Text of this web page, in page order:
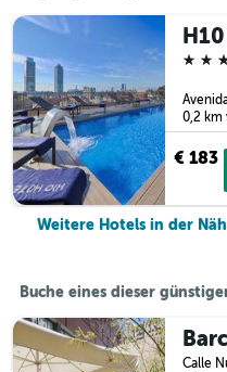
4
0,2 km
€ 183
Weitere Hotels in der
Buche eines dieser